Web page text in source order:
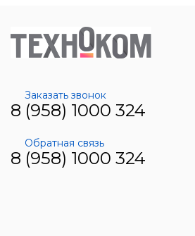
Заказать звонок
8 (958) 1000 324
Обратная связь
8 (958) 1000 324